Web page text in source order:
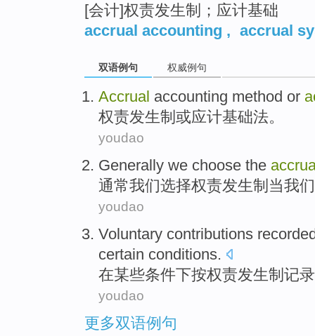
[会计]权责发生制；应计基础
accrual accounting , accrual
双语例句 权威例句
Accrual accounting method or
权责发生制 或应计基础法。
youdao
Generally we choose the
通常我们选择权责发生制 当我
youdao
Voluntary contributions
certain conditions.
在某些条件下按权责发生制 记录
youdao
更多双语例句